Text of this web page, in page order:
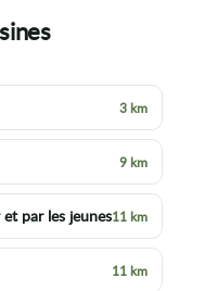
3 km
9 km
par les jeunes11 km
11 km